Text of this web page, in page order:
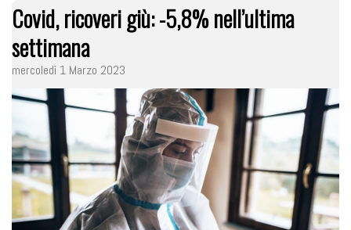
Covid, ricoveri giù: -5,8% nell’ultima
settimana
mercoledì 1 Marzo 2023